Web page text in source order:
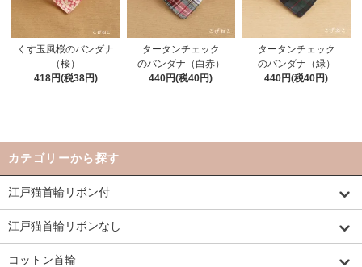
くす玉風桜のバンダナ
（桜）
418円(税38円)
タータンチェック
のバンダナ（白赤）
440円(税40円)
タータンチェック
のバンダナ（緑）
440円(税40円)
カテゴリーから探す
江戸猫首輪リボン付
江戸猫首輪リボンなし
コットン首輪